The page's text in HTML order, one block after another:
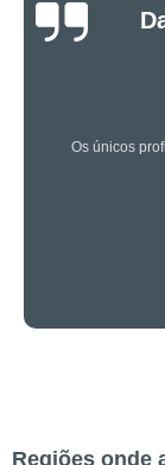
Os caras
Regiões onde